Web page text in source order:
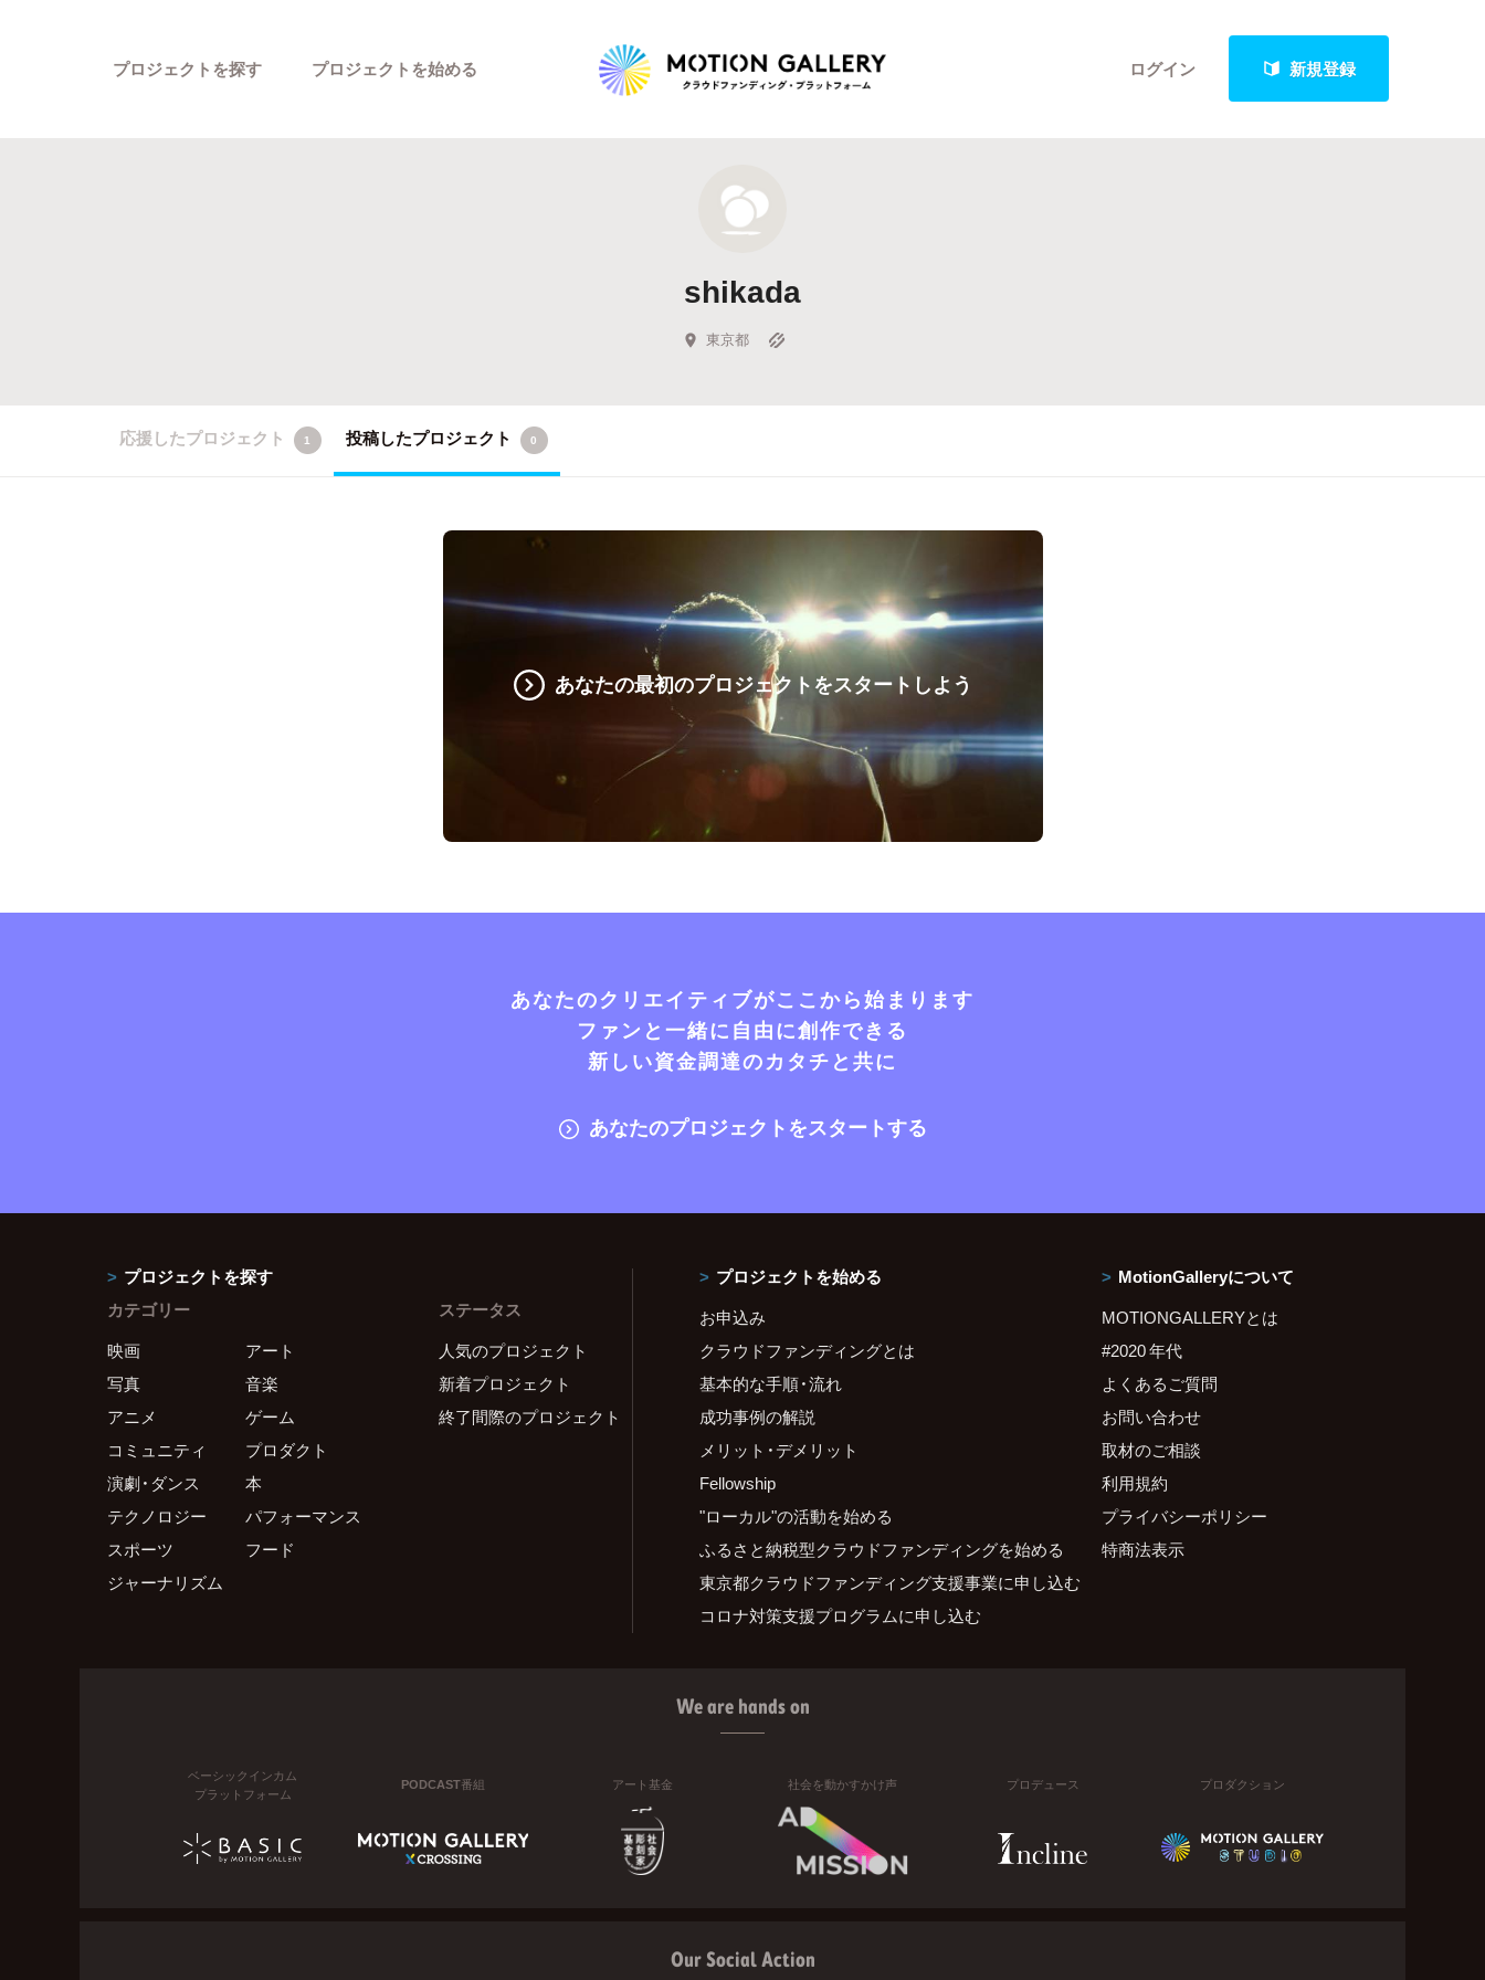
ログイン 新規登録
プロジェクトを探す
新着プロジェクト
Feature
キュレーターから探す
プロジェクトを始める
shikada
東京都
応援したプロジェクト 1 投稿したプロジェクト 0
あなたの最初のプロジェクトをスタートしよう
あなたのクリエイティブがここから始まります
ファンと一緒に自由に創作できる
新しい資金調達のカタチと共に
あなたのプロジェクトをスタートする
プロジェクトを探す
カテゴリー
映画
アート
写真
音楽
アニメ
ゲーム
コミュニティ
プロダクト
演劇・ダンス
本
テクノロジー
パフォーマンス
スポーツ
フード
ジャーナリズム
ステータス
人気のプロジェクト
新着プロジェクト
終了間際のプロジェクト
プロジェクトを始める
お申込み
クラウドファンディングとは
基本的な手順・流れ
成功事例の解説
メリット・デメリット
Fellowship
"ローカル"の活動を始める
ふるさと納税型クラウドファンディングを始める
東京都クラウドファンディング支援事業に申し込む
コロナ対策支援プログラムに申し込む
MotionGalleryについて
MOTIONGALLERYとは
#2020 年代
よくあるご質問
お問い合わせ
取材のご相談
利用規約
プライバシーポリシー
特商法表示
We are hands on
ベーシックインカム
プラットフォーム
PODCAST番組 アート基金 社会を動かすかけ声 プロデュース プロダクション
Our Social Action